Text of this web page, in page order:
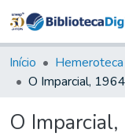
Início Hemeroteca
O Imparcial,
O